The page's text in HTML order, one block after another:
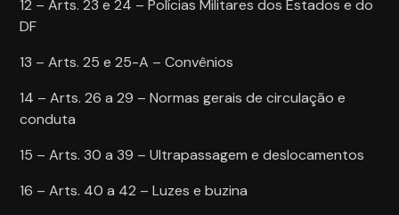
12 – Arts. 23 e 24 – Polícias Militares dos Estados e do
DF
13 – Arts. 25 e 25-A – Convênios
14 – Arts. 26 a 29 – Normas gerais de circulação e
conduta
15 – Arts. 30 a 39 – Ultrapassagem e deslocamentos
16 – Arts. 40 a 42 – Luzes e buzina